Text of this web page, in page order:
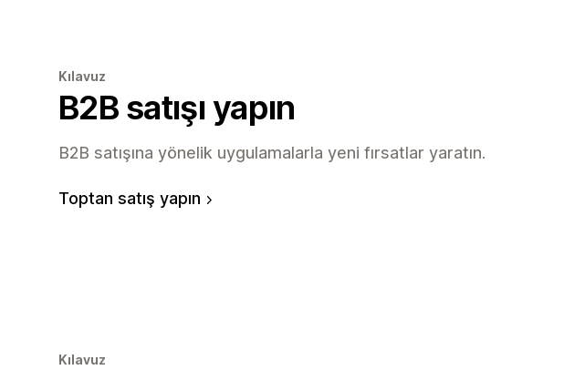
Kılavuz
B2B satışı yapın
B2B satışına yönelik uygulamalarla yeni fırsatlar yaratın.
Toptan satış yapın
Kılavuz